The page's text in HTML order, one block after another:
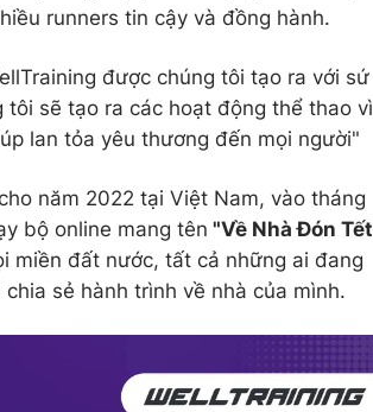
runners tin cậy và đồng hành.
được chúng tôi tạo ra với sứ
sẽ tạo ra các hoạt động thể thao vì
lan tỏa yêu thương đến mọi người"
năm 2022 tại Việt Nam, vào tháng
bộ online mang tên "Về Nhà Đón Tết
miền đất nước, tất cả những ai đang
sẻ hành trình về nhà của mình.